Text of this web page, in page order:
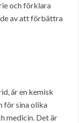
och förklara
av att förbättra
är en kemisk
för sina olika
medicin. Det är